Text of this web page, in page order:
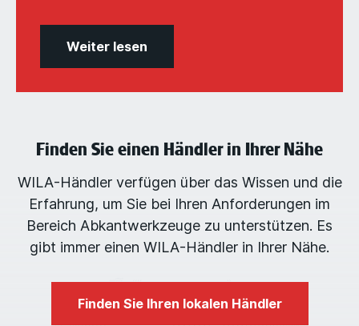
Weiter lesen
Finden Sie einen Händler in Ihrer Nähe
WILA-Händler verfügen über das Wissen und die
Erfahrung, um Sie bei Ihren Anforderungen im
Bereich Abkantwerkzeuge zu unterstützen. Es
gibt immer einen WILA-Händler in Ihrer Nähe.
Finden Sie Ihren lokalen Händler